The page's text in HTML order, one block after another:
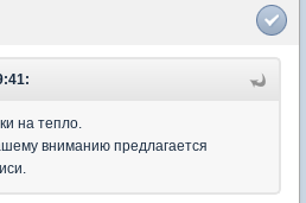
на тепло.
вниманию предлагается